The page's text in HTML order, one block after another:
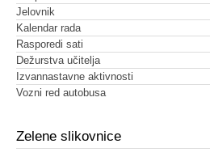
Jelovnik
Kalendar rada
Rasporedi sati
Dežurstva učitelja
Izvannastavne aktivnosti
Vozni red autobusa
Zelene slikovnice